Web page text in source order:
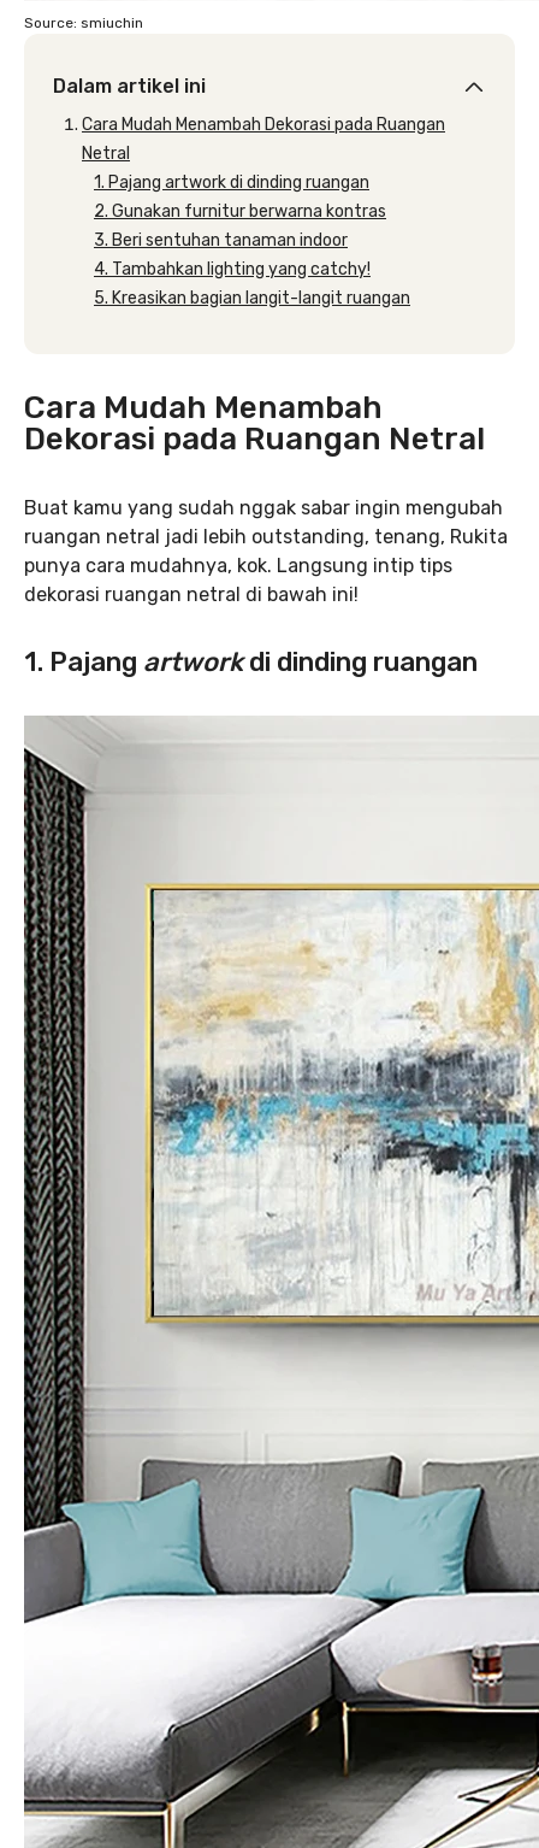
Source: smiuchin
Dalam artikel ini
Cara Mudah Menambah Dekorasi pada Ruangan
Netral
1. Pajang artwork di dinding ruangan
2. Gunakan furnitur berwarna kontras
3. Beri sentuhan tanaman indoor
4. Tambahkan lighting yang catchy!
5. Kreasikan bagian langit-langit ruangan
Cara Mudah Menambah
Dekorasi pada Ruangan Netral
Buat kamu yang sudah nggak sabar ingin mengubah
ruangan netral jadi lebih outstanding, tenang, Rukita
punya cara mudahnya, kok. Langsung intip tips
dekorasi ruangan netral di bawah ini!
1. Pajang artworkdi dinding ruangan